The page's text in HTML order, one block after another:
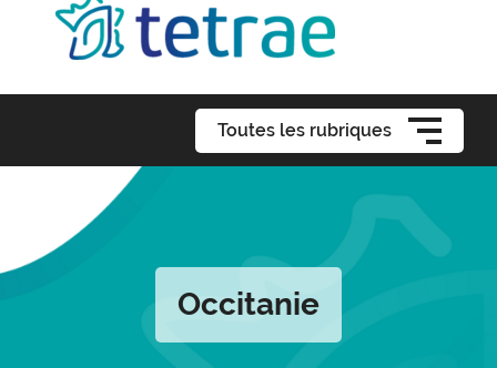
Toutes les rubriques
Occitanie